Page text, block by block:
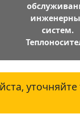
систем.